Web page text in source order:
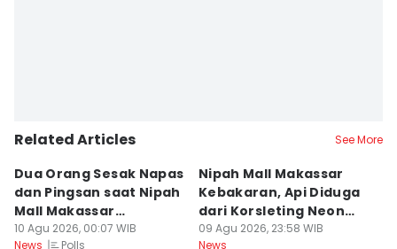
Related Articles See More
Dua Orang Sesak Napas
dan Pingsan saat Nipah
Mall Makassar
Kebakaran
10 Agu 2026, 00:07 WIB
News
Polls
Nipah Mall Makassar
Kebakaran, Api Diduga
dari Korsleting Neon
Box
09 Agu 2026, 23:58 WIB
News